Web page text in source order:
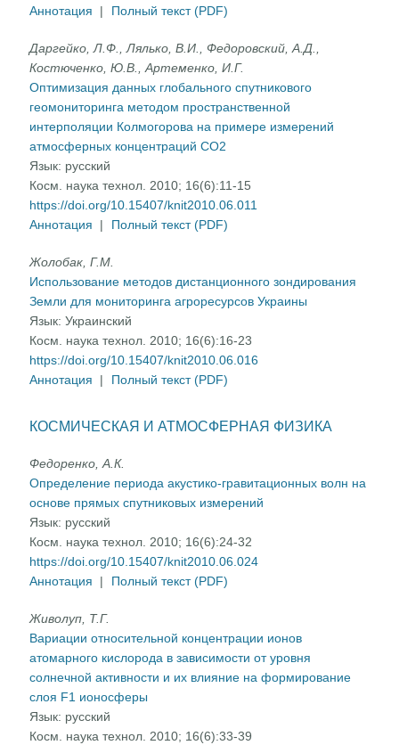
Аннотация
| Полный текст (PDF)
Даргейко, Л.Ф., Лялько, В.И., Федоровский, А.Д.,
Костюченко, Ю.В., Артеменко, И.Г.
Оптимизация данных глобального спутникового
геомониторинга методом пространственной
интерполяции Колмогорова на примере измерений
атмосферных концентраций СО2
Язык: русский
Косм. наука технол. 2010; 16(6):11-15
https://doi.org/10.15407/knit2010.06.011
Аннотация
| Полный текст (PDF)
Жолобак, Г.М.
Использование методов дистанционного зондирования
Земли для мониторинга агроресурсов Украины
Язык:Украинский
Косм. наука технол. 2010; 16(6):16-23
https://doi.org/10.15407/knit2010.06.016
Аннотация
| Полный текст (PDF)
КОСМИЧЕСКАЯ И АТМОСФЕРНАЯ ФИЗИКА
Федоренко, А.К.
Определение периода акустико-гравитационных волн на
основе прямых спутниковых измерений
Язык: русский
Косм. наука технол. 2010; 16(6):24-32
https://doi.org/10.15407/knit2010.06.024
Аннотация
| Полный текст (PDF)
Живолуп, Т.Г.
Вариации относительной концентрации ионов
атомарного кислорода в зависимости от уровня
солнечной активности и их влияние на формирование
слоя F1 ионосферы
Язык: русский
Косм. наука технол. 2010; 16(6):33-39